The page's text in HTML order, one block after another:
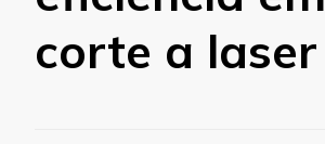
corte a laser